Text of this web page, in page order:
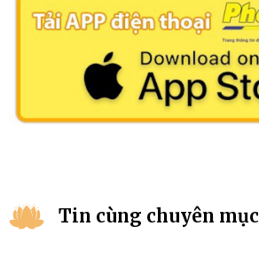
Tin cùng chuyên mục